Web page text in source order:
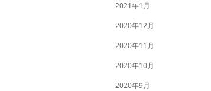
2021年1月
2020年12月
2020年11月
2020年10月
2020年9月